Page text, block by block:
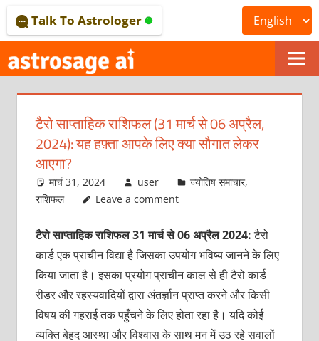
to
content
ONLINE
ASTROLOGICAL
JOURNAL
ASTROSAGE
MAGAZINE
Talk To Astrologer
टैरो साप्ताहिक राशिफल (31 मार्च से 06 अप्रैल,
2024): यह हफ़्ता आपके लिए क्या सौगात लेकर
आएगा?
मार्च 31, 2024 user ज्योतिष समाचार,
राशिफल
Leave a comment
टैरो साप्ताहिक राशिफल 31 मार्च से 06 अप्रैल 2024:टैरो
कार्ड एक प्राचीन विद्या है जिसका उपयोग भविष्य जानने के लिए
किया जाता है। इसका प्रयोग प्राचीन काल से ही टैरो कार्ड
रीडर और रहस्यवादियों द्वारा अंतर्ज्ञान प्राप्त करने और किसी
विषय की गहराई तक पहुँचने के लिए होता रहा है। यदि कोई
व्यक्ति बेहद आस्था और विश्वास के साथ मन में उठ रहे सवालों